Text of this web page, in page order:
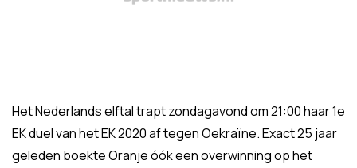
Het Nederlands elftal trapt zondagavond om 21:00 haar 1e
EK duel van het EK 2020 af tegen Oekraïne. Exact 25 jaar
geleden boekte Oranje óók een overwinning op het